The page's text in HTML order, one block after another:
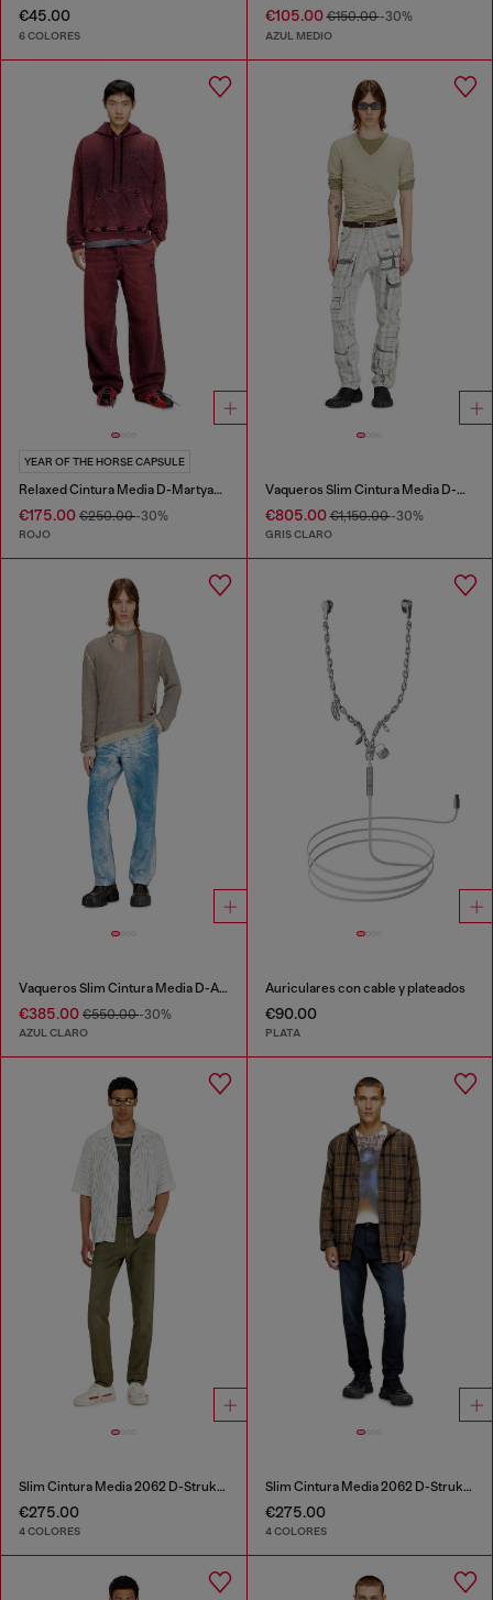
€45.00
6 COLORES
€105.00€150.00-30%
AZUL MEDIO
YEAR OF THE HORSE CAPSULE
Relaxed Cintura Media D-Martyans Track Denim
€175.00 €250.00-30%
ROJO
Vaqueros Slim Cintura Media D-DAREK
€805.00€1,150.00-30%
GRIS CLARO
Vaqueros Slim Cintura Media D-ASKAR
€385.00 €550.00-30%
AZUL CLARO
Auriculares con cable y plateados
€90.00
PLATA
Slim Cintura Media 2062 D-Strukt Joggjeans®
€275.00
4 COLORES
Slim Cintura Media 2062 D-Strukt Joggjeans®
€275.00
4 COLORES